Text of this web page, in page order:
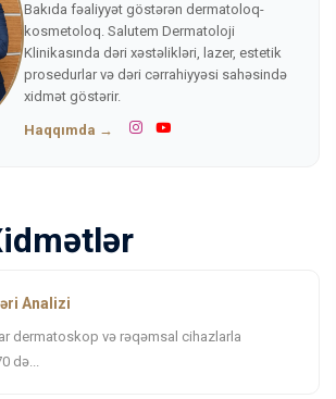
Bakıda fəaliyyət göstərən dermatoloq-
kosmetoloq. Salutem Dermatoloji
Klinikasında dəri xəstəlikləri, lazer, estetik
prosedurlar və dəri cərrahiyyəsi sahəsində
xidmət göstərir.
Haqqımda →
Analizi
dermatoskop və rəqəmsal cihazlarla
də...